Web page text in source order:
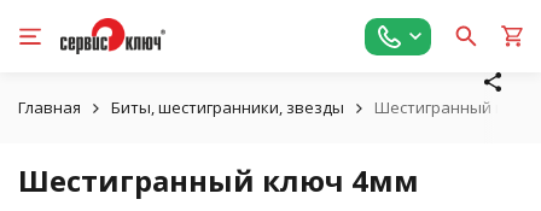
Главная Биты, шестигранники, звезды Шестигранный ключ
Шестигранный ключ 4мм